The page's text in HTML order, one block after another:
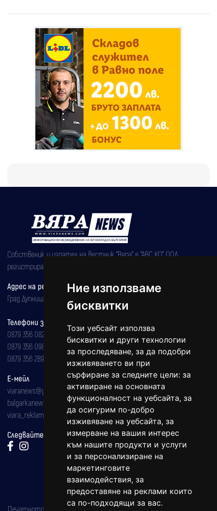
Ние използваме
бисквитки
Този уебсайт използва
бисквитки и други технологии
за проследяване, за да подобри
изживяването ви при
сърфиране за следните цели: за
активиране на основната
функционалност на уебсайта, за
да осигурим по-добро
изживяване на уебсайта, за
измерване на вашия интерес
към нашите продукти и услуги
и за персонализиране на
маркетинговите
взаимодействия, за
предоставяне на реклами които
са по-подходящи за вас.
Собственик и издател на вестник "Вяра" е "АВС КО" ООД,
регистрирана на 08.05.2002 година.
Адрес на редакцията
Град Дупница, ул.''Христо Ботев" 43
Телефони за реклама и абонаменти
0879 356 082
0879 356 098
0879 356 289
Е-мейл
viaranews@gmail.com
balgarkanews@gmail.com
viara_reklama@mail.bg
Следвайте ни:
Печатното издание на вестника е регистрирано в националния